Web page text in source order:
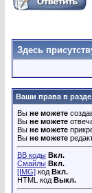
Здесь
Ваши права в
Вы не можете
Вы не можете
Вы не можете
Вы не можете
BB коды Вкл.
Смайлы Вкл.
[IMG] код Вкл.
HTML код Выкл.